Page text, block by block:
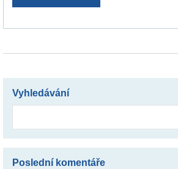
Vyhledávání
Poslední komentáře